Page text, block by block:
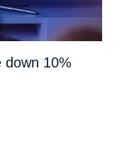
down 10%